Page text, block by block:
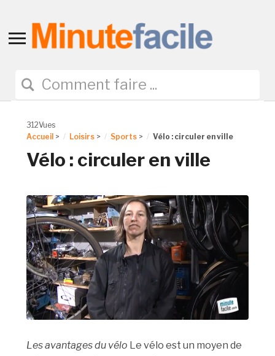
Toggle
navigation
312Vues
Accueil > Loisirs > Sports > Vélo : circuler en ville
Vélo : circuler en ville
Les avantages du vélo Le vélo est un moyen de